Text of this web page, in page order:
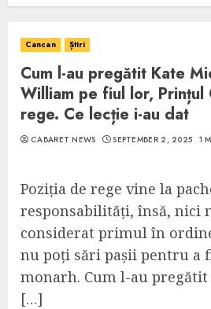
Cancan Știri
Cum l-au pregătit Kate
William pe fiul lor,
rege. Ce lecție i-au dat
CABARET NEWS SEPTEMBER 2, 2025 1
Poziția de rege vine la
responsabilități, însă, nici
considerat primul în
nu poți sări pașii pentru a
monarh. Cum l-au
[…]